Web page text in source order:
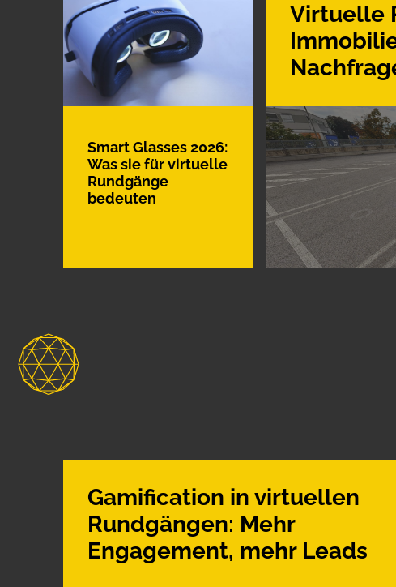
Smart Glasses 2026:
Was sie für virtuelle
Rundgänge
bedeuten
Virtuelle
Gamification in virtuellen
Rundgängen: Mehr
Engagement, mehr Leads